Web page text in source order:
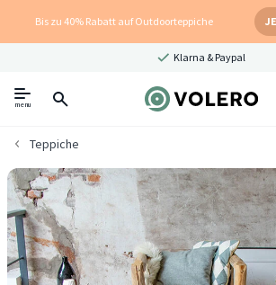
Bis zu 40% Rabatt auf Outdoorteppiche
Klarna & Paypal
menu
Teppiche